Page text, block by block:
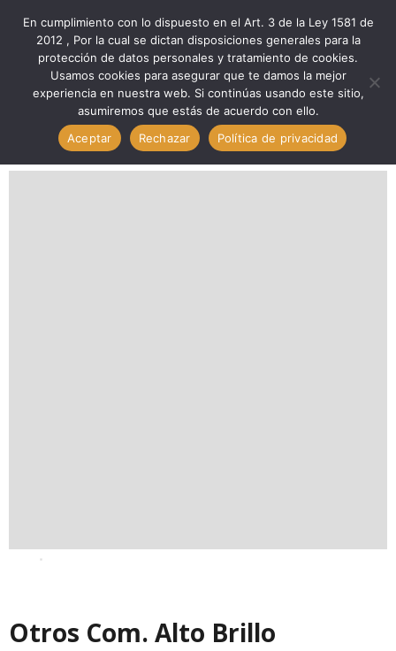
Componentes
Otros Com
Otros Com. Alto Brillo Transparente Pata Larga, 28mm
(Blanco). TECHMAN DL-559
Otros Com. Alto Brillo
En cumplimiento con lo dispuesto en el Art. 3 de la Ley 1581 de
2012 , Por la cual se dictan disposiciones generales para la
protección de datos personales y tratamiento de cookies.
Usamos cookies para asegurar que te damos la mejor
experiencia en nuestra web. Si continúas usando este sitio,
asumiremos que estás de acuerdo con ello.
Aceptar
Rechazar Política de privacidad